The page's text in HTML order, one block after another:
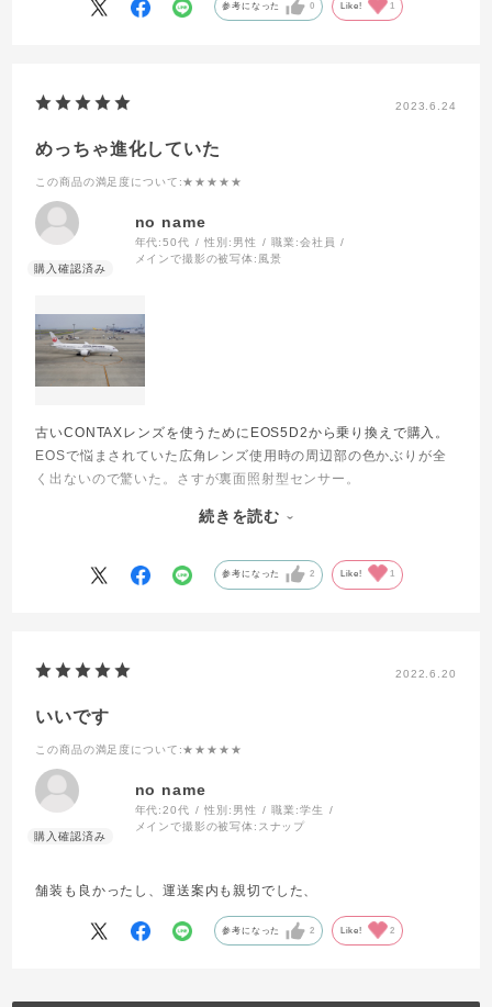
参考になった 0 Like! 1
2023.6.24
めっちゃ進化していた
この商品の満足度について :★★★★★
no name
年代:50代 性別: 男性 職業:会社員
メインで撮影の被写体: 風景
古いCONTAXレンズを使うためにEOS5D2から乗り換えで購入。
EOSで悩まされていた広角レンズ使用時の周辺部の色かぶりが全
く出ないので驚いた。さすが裏面照射型センサー。
ど解消されていて、ピント合わせ用の拡大やピーキング表示の機
割り当てられるので、これが最高に使いやすい。EOS5D2がフィ
ルムカメラの延長だったものが、α7IIIでは動画も含めた映像作品
続きを読む
参考になった 2 Like! 1
2022.6.20
いいです
この商品の満足度について :★★★★★
no name
年代:20代 性別: 男性 職業:学生
メインで撮影の被写体: スナップ
舗装も良かったし、運送案内も親切でした、
参考になった 2 Like! 2